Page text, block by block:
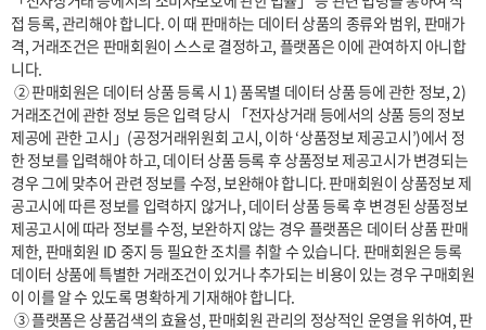
접 등록, 관리해야 합니다. 이 때 판매하는 데이터 상품의 종류와 범위, 판매가
격, 거래조건은 판매회원이 스스로 결정하고, 플랫폼은 이에 관여하지 아니합
니다.
거래조건에 관한 정보 등은 입력 당시 「전자상거래 등에서의 상품 등의 정보
제공에 관한 고시」(공정거래위원회 고시, 이하 ‘상품정보 제공고시’)에서 정
한 정보를 입력해야 하고, 데이터 상품 등록 후 상품정보 제공고시가 변경되는
경우 그에 맞추어 관련 정보를 수정, 보완해야 합니다. 판매회원이 상품정보 제
공고시에 따른 정보를 입력하지 않거나, 데이터 상품 등록 후 변경된 상품정보
제공고시에 따라 정보를 수정, 보완하지 않는 경우 플랫폼은 데이터 상품 판매
제한, 판매회원 ID 중지 등 필요한 조치를 취할 수 있습니다. 판매회원은 등록
데이터 상품에 특별한 거래조건이 있거나 추가되는 비용이 있는 경우 구매회원
이 이를 알 수 있도록 명확하게 기재해야 합니다.